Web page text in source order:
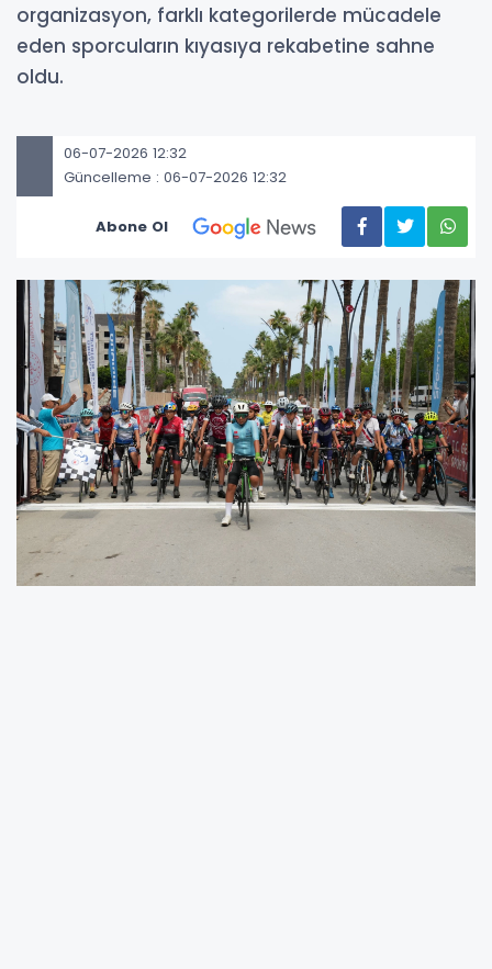
organizasyon, farklı kategorilerde mücadele
eden sporcuların kıyasıya rekabetine sahne
oldu.
06-07-2026 12:32
Güncelleme : 06-07-2026 12:32
Abone Ol